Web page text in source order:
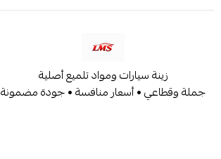
زينة سيارات ومواد تلميع أصلية
جملة وقطاعي • أسعار منافسة • جودة مضمونة